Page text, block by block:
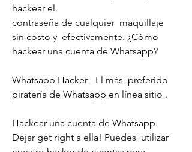
hackear el.
contraseña de cualquier  maquillaje
sin costo y  efectivamente. ¿Cómo
hackear una cuenta de Whatsapp?
Whatsapp Hacker - El más  preferido
piratería de Whatsapp en línea sitio .
Hackear una cuenta de Whatsapp.
Dejar get right a ella! Puedes  utilizar